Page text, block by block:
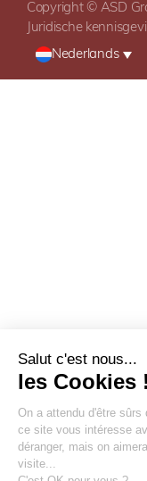
Copyright © ASD
Juridische
Nederlands